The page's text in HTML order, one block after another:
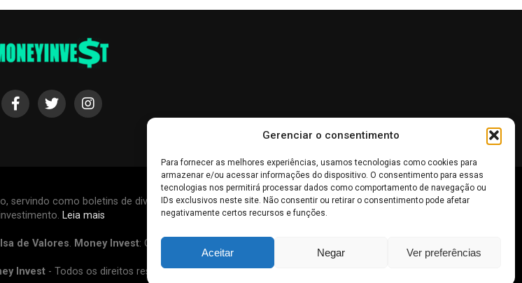
Gerenciar o consentimento
Para fornecer as melhores experiências, usamos tecnologias como cookies para
armazenar e/ou acessar informações do dispositivo. O consentimento para essas
tecnologias nos permitirá processar dados como comportamento de navegação ou
IDs exclusivos neste site. Não consentir ou retirar o consentimento pode afetar
negativamente certos recursos e funções.
Aceitar Negar Ver preferências
como boletins de divulgação, e não devem ser interpretadas como recomendações de
Leia mais
de Valores. Money Invest: O futuro do
Invest- Todos os direitos reservados